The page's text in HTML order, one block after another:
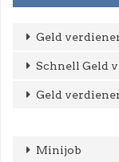
Geld
Schnell Geld
Geld
Minijob